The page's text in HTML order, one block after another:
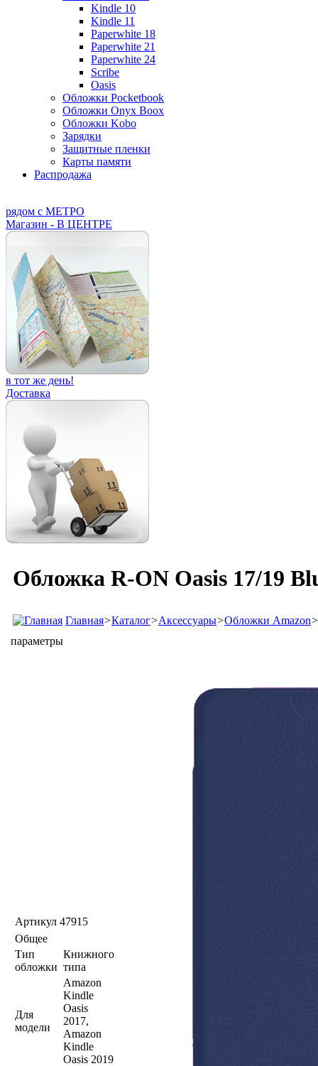
Kindle 10
Kindle 11
Paperwhite 18
Paperwhite 21
Paperwhite 24
Scribe
Oasis
Обложки Pocketbook
Обложки Onyx Boox
Обложки Kobo
Зарядки
Защитные пленки
Карты памяти
Распродажа
рядом с МЕТРО
Магазин - В ЦЕНТРЕ
в тот же день!
Доставка
Обложка R-ON Oasis 17/19
Главная>Каталог>Аксессуары>Обложки Amazon>
параметры
Артикул 47915
Общее
Тип
обложки
Книжного
типа
Для
модели
Amazon
Kindle
Oasis
2017,
Amazon
Kindle
Oasis 2019